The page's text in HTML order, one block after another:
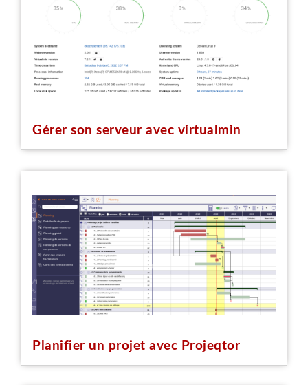
Gérer son serveur avec virtualmin
Planifier un projet avec Projeqtor